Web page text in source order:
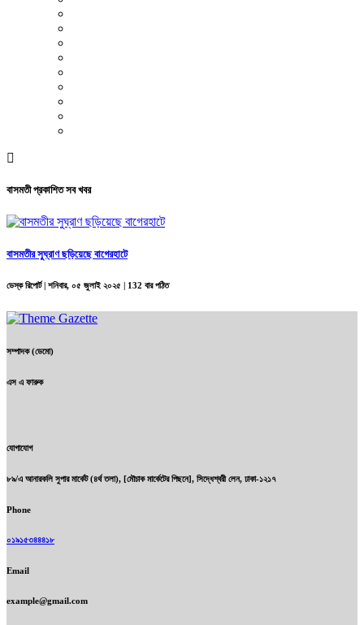
বাসমতী প্রকাশিত সব খবর
বাসমতীর সুঘ্রাণ ছড়িয়েছে বাগেরহাটে
ডেস্ক রিপোর্ট | শনিবার, ০৫ জুলাই ২০২৫ | 132 বার পঠিত
সম্পাদক (ডেমো)
এস এ ফারুক
যোগাযোগ
৮৯/এ আনারকলি সুপার মার্কেট (৪র্থ তলা), [মৌচাক মার্কেটের পিছনে], সিদ্ধেশ্বরী লেন, ঢাকা-১২১৭
Phone
০১৯১৫৩৪৪৪১৮
Email
example@gmail.com